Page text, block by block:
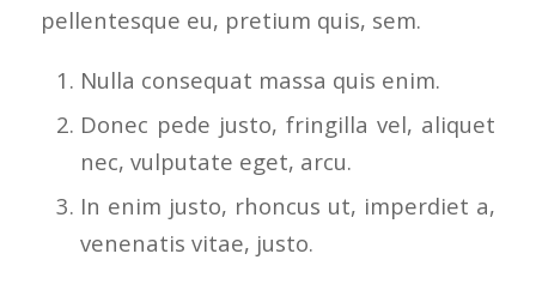
pellentesque eu, pretium quis, sem.
Nulla consequat massa quis enim.
Donec pede justo, fringilla vel, aliquet
nec, vulputate eget, arcu.
In enim justo, rhoncus ut, imperdiet a,
venenatis vitae, justo.